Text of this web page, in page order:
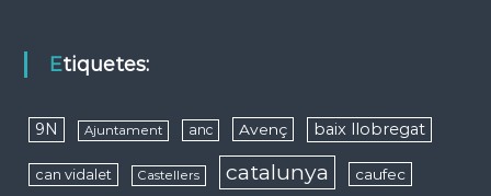
Etiquetes:
9N Ajuntament anc Avenç baix llobregat
can vidalet Castellers catalunya caufec